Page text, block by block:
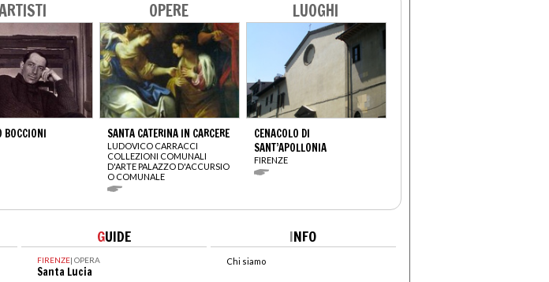
BOCCIONI
OPERE
SANTA CATERINA IN CARCERE
LUDOVICO CARRACCI
COLLEZIONI COMUNALI
D'ARTE PALAZZO D'ACCURSIO
O COMUNALE
LUOGHI
CENACOLO DI
SANT’APOLLONIA
FIRENZE
GUIDE
FIRENZE| OPERA
Santa Lucia
INFO
Chi siamo